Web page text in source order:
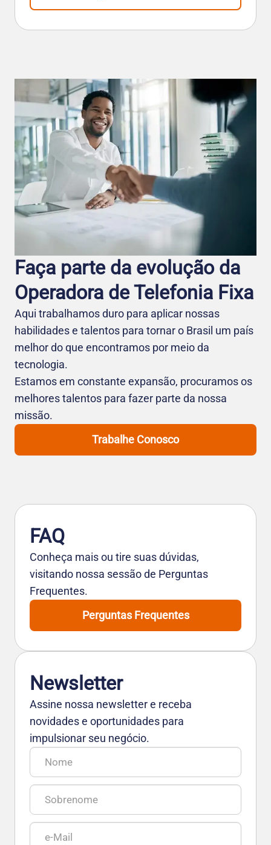
Faça parte da evolução da
Operadora de Telefo nia Fixa
Aqui trabalhamos duro para aplicar nossas
habilidades e talentos para tornar o Brasil um país
melhor do que encontramos por meio da
tecnologia.
Estamos em constante expansão, procuramos os
melhores talentos para fazer parte da nossa
missão.
Trabalhe Conosco
FAQ
Conheça mais ou tire suas dúvidas,
visitando nossa sessão de Perguntas
Frequentes.
Perguntas Frequentes
Newsletter
Assine nossa newsletter e receba
novidades e oportunidades para
impulsionar seu negócio.